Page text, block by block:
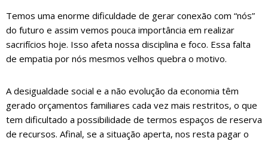
Temos uma enorme dificuldade de gerar conexão com “nós”
do futuro e assim vemos pouca importância em realizar
sacrifícios hoje. Isso afeta nossa disciplina e foco. Essa falta
de empatia por nós mesmos velhos quebra o motivo.
A desigualdade social e a não evolução da economia têm
gerado orçamentos familiares cada vez mais restritos, o que
tem dificultado a possibilidade de termos espaços de reserva
de recursos. Afinal, se a situação aperta, nos resta pagar o